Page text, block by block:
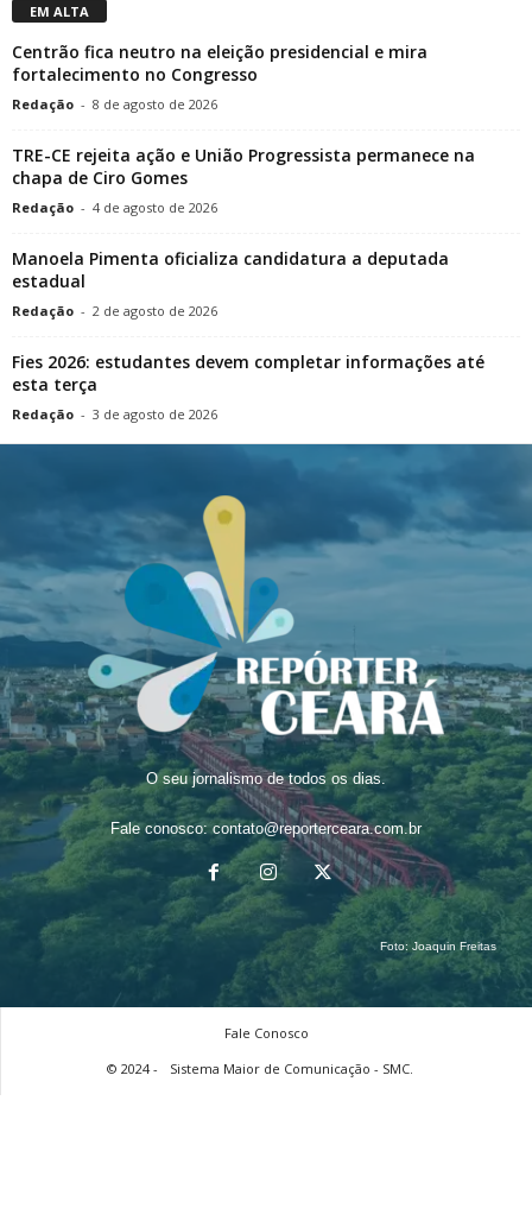
EM ALTA
Centrão fica neutro na eleição presidencial e mira
fortalecimento no Congresso
Redação - 8 de agosto de 2026
TRE-CE rejeita ação e União Progressista permanece na
chapa de Ciro Gomes
Redação - 4 de agosto de 2026
Manoela Pimenta oficializa candidatura a deputada
estadual
Redação - 2 de agosto de 2026
Fies 2026: estudantes devem completar informações até
esta terça
Redação - 3 de agosto de 2026
O seu jornalismo de todos os dias.
Fale conosco: contato@reporterceara.com.br
Foto: Joaquin Freitas
Fale Conosco
© 2024 -
Sistema Maior de Comunicação - SMC.